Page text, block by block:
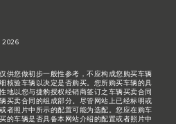
2026
供您做初步一般性参考，不应构成您购买车辆
核验车辆以决定是否购买。您所购买车辆的具
地以您与捷豹授权经销商签订之车辆买卖合同
买卖合同的组成部分。尽管网站上已经标明或
者照片中所示的配置可能为选配。您应在购车
的车辆是否具备本网站介绍的配置或者照片中